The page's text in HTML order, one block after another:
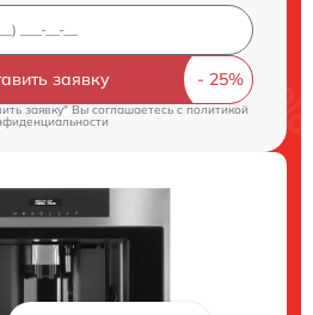
заявку
заявку" Вы соглашаетесь cполитикой